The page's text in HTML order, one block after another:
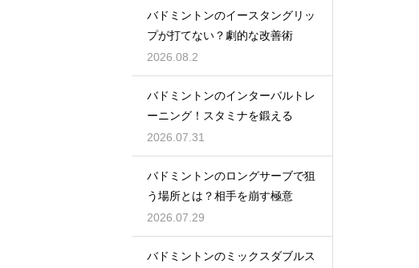
バドミントンのイースタングリッ
プが打てない？劇的な改善術
2026.08.2
バドミントンのインターバルトレ
ーニング！スタミナを鍛える
2026.07.31
バドミントンのロングサーブで狙
う場所とは？相手を崩す極意
2026.07.29
バドミントンのミックスダブルス